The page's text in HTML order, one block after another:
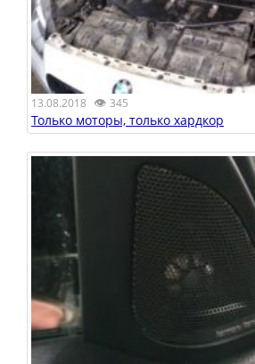
13.08.2018 👁 345
Только моторы, только хардкор